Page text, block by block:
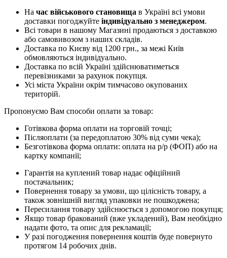
На час військового становища в Україні всі умови
доставки погоджуйте індивідуально з менеджером.
Всі товари в нашому Магазині продаються з доставкою
або самовивозом з наших складів.
Доставка по Києву від 1200 грн., за межі Київ
обмовляються індивідуально.
Доставка по всій Україні здійснюватиметься
перевізниками за рахунок покупця.
Усі міста України окрім тимчасово окупованих
територій.
Пропонуємо Вам способи оплати за товар:
Готівкова форма оплати на торговій точці;
Післяоплати (за передоплатою 30% від суми чека);
Безготівкова форма оплати: оплата на р/р (ФОП) або на
картку компанії;
Гарантія на куплений товар надає офіційний
постачальник;
Повернення товару за умови, що цілісність товару, а
також зовнішній вигляд упаковки не пошкоджена;
Пересилання товару здійснюється з допомогою покупця;
Якщо товар бракований (вже укладений), Вам необхідно
надати фото, та опис для рекламації;
У разі погодження повернення коштів буде повернуто
протягом 14 робочих днів.